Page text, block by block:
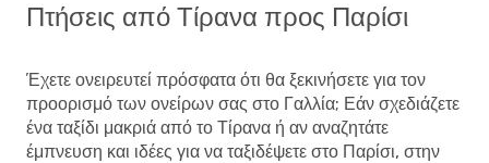
Πτήσεις από Τίρανα προς Παρίσι
Έχετε ονειρευτεί πρόσφατα ότι θα ξεκινήσετε για τον
προορισμό των ονείρων σας στο Γαλλία; Εάν σχεδιάζετε
ένα ταξίδι μακριά από το Τίρανα ή αν αναζητάτε
έμπνευση και ιδέες για να ταξιδέψετε στο Παρίσι, στην